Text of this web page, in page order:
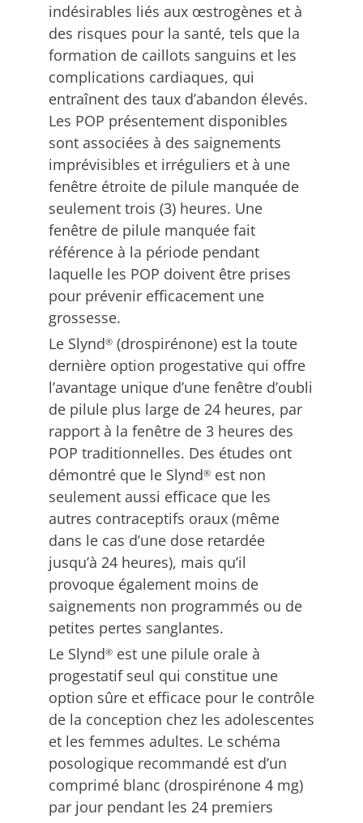
indésirables liés aux œstrogènes et à
des risques pour la santé, tels que la
formation de caillots sanguins et les
complications cardiaques, qui
entraînent des taux d’abandon élevés.
Les POP présentement disponibles
sont associées à des saignements
imprévisibles et irréguliers et à une
fenêtre étroite de pilule manquée de
seulement trois (3) heures. Une
fenêtre de pilule manquée fait
référence à la période pendant
laquelle les POP doivent être prises
pour prévenir efficacement une
grossesse.
Le Slynd® (drospirénone) est la toute
dernière option progestative qui offre
l’avantage unique d’une fenêtre d’oubli
de pilule plus large de 24 heures, par
rapport à la fenêtre de 3 heures des
POP traditionnelles. Des études ont
démontré que le Slynd® est non
seulement aussi efficace que les
autres contraceptifs oraux (même
dans le cas d’une dose retardée
jusqu’à 24 heures), mais qu’il
provoque également moins de
saignements non programmés ou de
petites pertes sanglantes.
Le Slynd® est une pilule orale à
progestatif seul qui constitue une
option sûre et efficace pour le contrôle
de la conception chez les adolescentes
et les femmes adultes. Le schéma
posologique recommandé est d’un
comprimé blanc (drospirénone 4 mg)
par jour pendant les 24 premiers